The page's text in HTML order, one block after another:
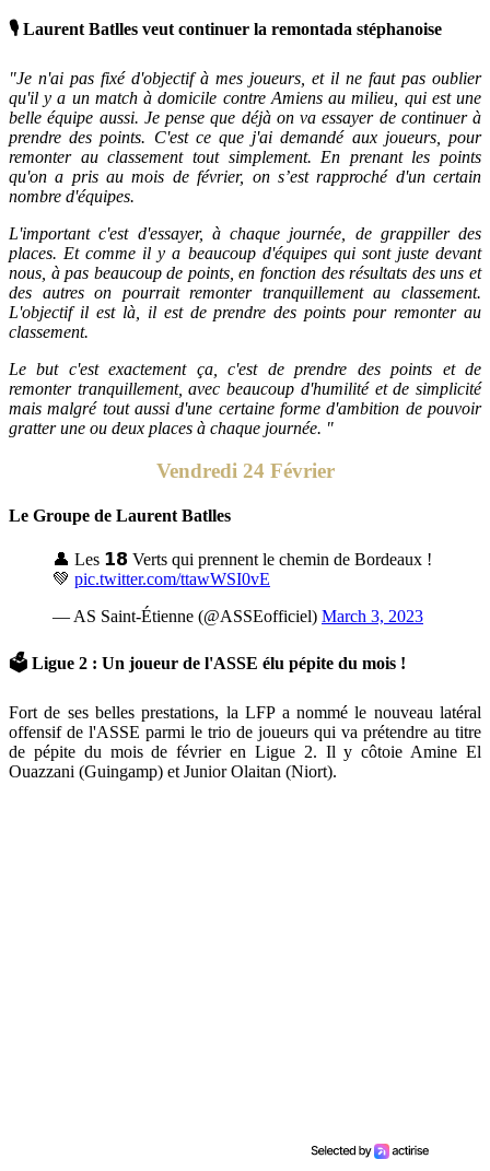
🎙 Laurent Batlles veut continuer la remontada stéphanoise
"Je n'ai pas fixé d'objectif à mes joueurs, et il ne faut pas oublier
qu'il y a un match à domicile contre Amiens au milieu, qui est une
belle équipe aussi. Je pense que déjà on va essayer de continuer à
prendre des points. C'est ce que j'ai demandé aux joueurs, pour
remonter au classement tout simplement. En prenant les points
qu'on a pris au mois de février, on s’est rapproché d'un certain
nombre d'équipes.
L'important c'est d'essayer, à chaque journée, de grappiller des
places. Et comme il y a beaucoup d'équipes qui sont juste devant
nous, à pas beaucoup de points, en fonction des résultats des uns et
des autres on pourrait remonter tranquillement au classement.
L'objectif il est là, il est de prendre des points pour remonter au
classement.
Le but c'est exactement ça, c'est de prendre des points et de
remonter tranquillement, avec beaucoup d'humilité et de simplicité
mais malgré tout aussi d'une certaine forme d'ambition de pouvoir
gratter une ou deux places à chaque journée. "
Vendredi 24 Février
Le Groupe de Laurent Batlles
👤 Les 𝟭𝟴 Verts qui prennent le chemin de Bordeaux !
💚 pic.twitter.com/ttawWSI0vE
— AS Saint-Étienne (@ASSEofficiel) March 3, 2023
🗳 Ligue 2 : Un joueur de l'ASSE élu pépite du mois !
Fort de ses belles prestations, la LFP a nommé le nouveau latéral
offensif de l'ASSE parmi le trio de joueurs qui va prétendre au titre
de pépite du mois de février en Ligue 2. Il y côtoie Amine El
Ouazzani (Guingamp) et Junior Olaitan (Niort).